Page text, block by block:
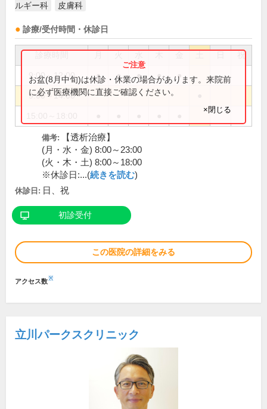
ルギー科
皮膚科
診療/受付時間・休診日
祝
9:00～12:00 ● ● ● ● ●
9:00～14:00
お盆(8月中旬)は休診・休業の場合があります。来院前
に必ず医療機関に直接ご確認ください。
×閉じる
備考:
【透析治療】
(月・水・金) 8:00～23:00
(火・木・土) 8:00～18:00
※休診日:...(続きを読む)
休診日: 日、祝
初診受付
この医院の詳細をみる
アクセス数※
立川パークスクリニック